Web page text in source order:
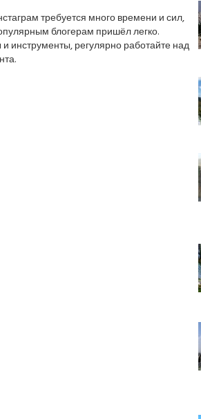
требуется много времени и сил,
блогерам пришёл легко.
инструменты, регулярно работайте над